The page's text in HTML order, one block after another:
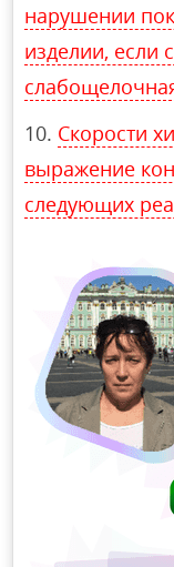
нарушении
изделии, если
Скорости
выражение
следующих